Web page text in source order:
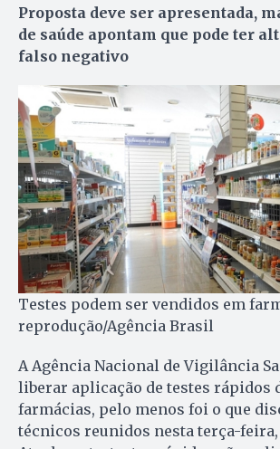
Proposta deve ser apresentada,
de saúde apontam que pode ter
falso negativo
Testes podem ser vendidos em
reprodução/Agência Brasil
A Agência Nacional de Vigilância
liberar aplicação de testes rápidos
farmácias, pelo menos foi o que
técnicos reunidos nesta terça-feira,